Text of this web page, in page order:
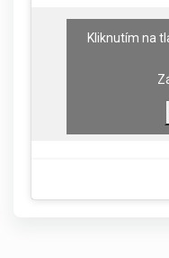
Kliknutím na